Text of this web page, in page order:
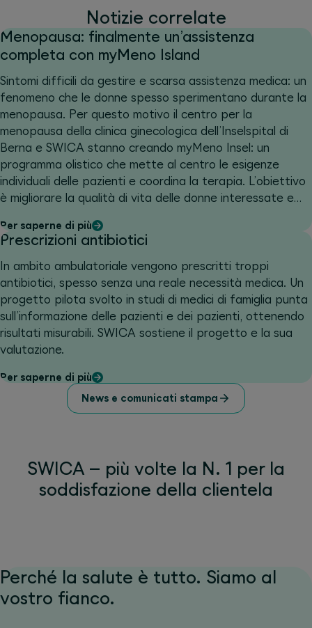
Notizie correlate
Menopausa: finalmente un’assistenza
completa con myMeno Island
Sintomi difficili da gestire e scarsa assistenza medica: un
fenomeno che le donne spesso sperimentano durante la
menopausa. Per questo motivo il centro per la
menopausa della clinica ginecologica dell’Inselspital di
Berna e SWICA stanno creando myMeno Insel: un
programma olistico che mette al centro le esigenze
individuali delle pazienti e coordina la terapia. L’obiettivo
è migliorare la qualità di vita delle donne interessate e
Per saperne di più
Prescrizioni antibiotici
In ambito ambulatoriale vengono prescritti troppi
antibiotici, spesso senza una reale necessità medica. Un
progetto pilota svolto in studi di medici di famiglia punta
sull’informazione delle pazienti e dei pazienti, ottenendo
risultati misurabili. SWICA sostiene il progetto e la sua
valutazione.
Per saperne di più
News e comunicati stampa
SWICA – più volte la N. 1 per la
soddisfazione della clientela
Perché la salute è tutto. Siamo al
vostro fianco.